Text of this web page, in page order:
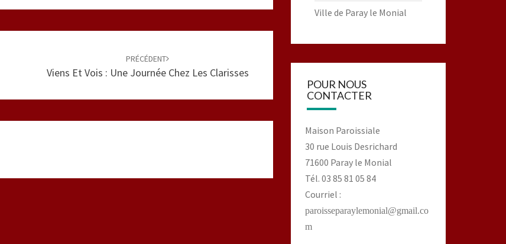
PRÉCÉDENT
Viens Et Vois : Une Journée Chez Les Clarisses
Ville de Paray le Monial
POUR NOUS
CONTACTER
Maison Paroissiale
30 rue Louis Desrichard
71600 Paray le Monial
Tél. 03 85 81 05 84
Courriel :
paroisseparaylemonial@gmail.co
m